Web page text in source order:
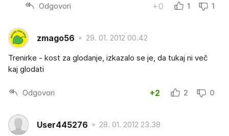
Odgovori +0 1 1
zmago56 29. 01. 2012 00.42
Trenirke - kost za glodanje, izkazalo se je, da tukaj ni več
kaj glodati
Odgovori +2 2 0
User445276 28. 01. 2012 23.38